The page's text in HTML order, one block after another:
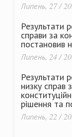
Липень, 27 /
Результати
справи за
постановив
Липень, 24 /
Результати
низку справ
рішення та
Липень, 22 /